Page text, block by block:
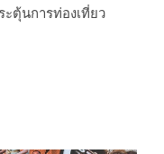
ะตุ้นการท่องเที่ยว